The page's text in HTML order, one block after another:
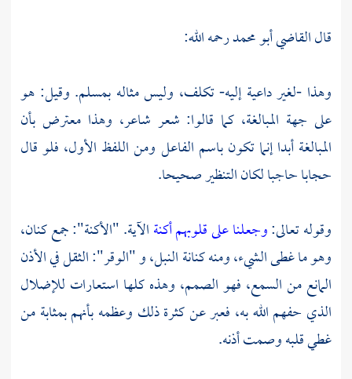
قالالقاضي أبو محمدرحمه الله:
وهذا -لغير داعية إليه- تكلف، وليس مثاله بمسلم. وقيل: هو
على جهة المبالغة، كما قالوا: شعر شاعر، وهذا معترض بأن
المبالغة أبدا إنما تكون باسم الفاعل ومن اللفظ الأول، فلو قال
حجابا حاجبا لكان التنظير صحيحا.
وقوله تعالى:وجعلنا على قلوبهم أكنةالآية. "الأكنة": جمع كنان،
وهو ما غطى الشيء، ومنه كنانة النبل، و "الوقر": الثقل في الأذن
المانع من السمع، فهو الصمم، وهذه كلها استعارات للإضلال
الذي حفهم الله به، فعبر عن كثرة ذلك وعظمه بأنهم بمثابة من
غطي قلبه وصمت أذنه.